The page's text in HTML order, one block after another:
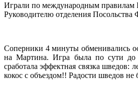
Играли по международным правилам
Руководителю отделения Посольства
Соперники 4 минуты обменивались
на Мартина. Игра была по сути до
сработала эффектная связка
кокос с объездом!! Радости шведов